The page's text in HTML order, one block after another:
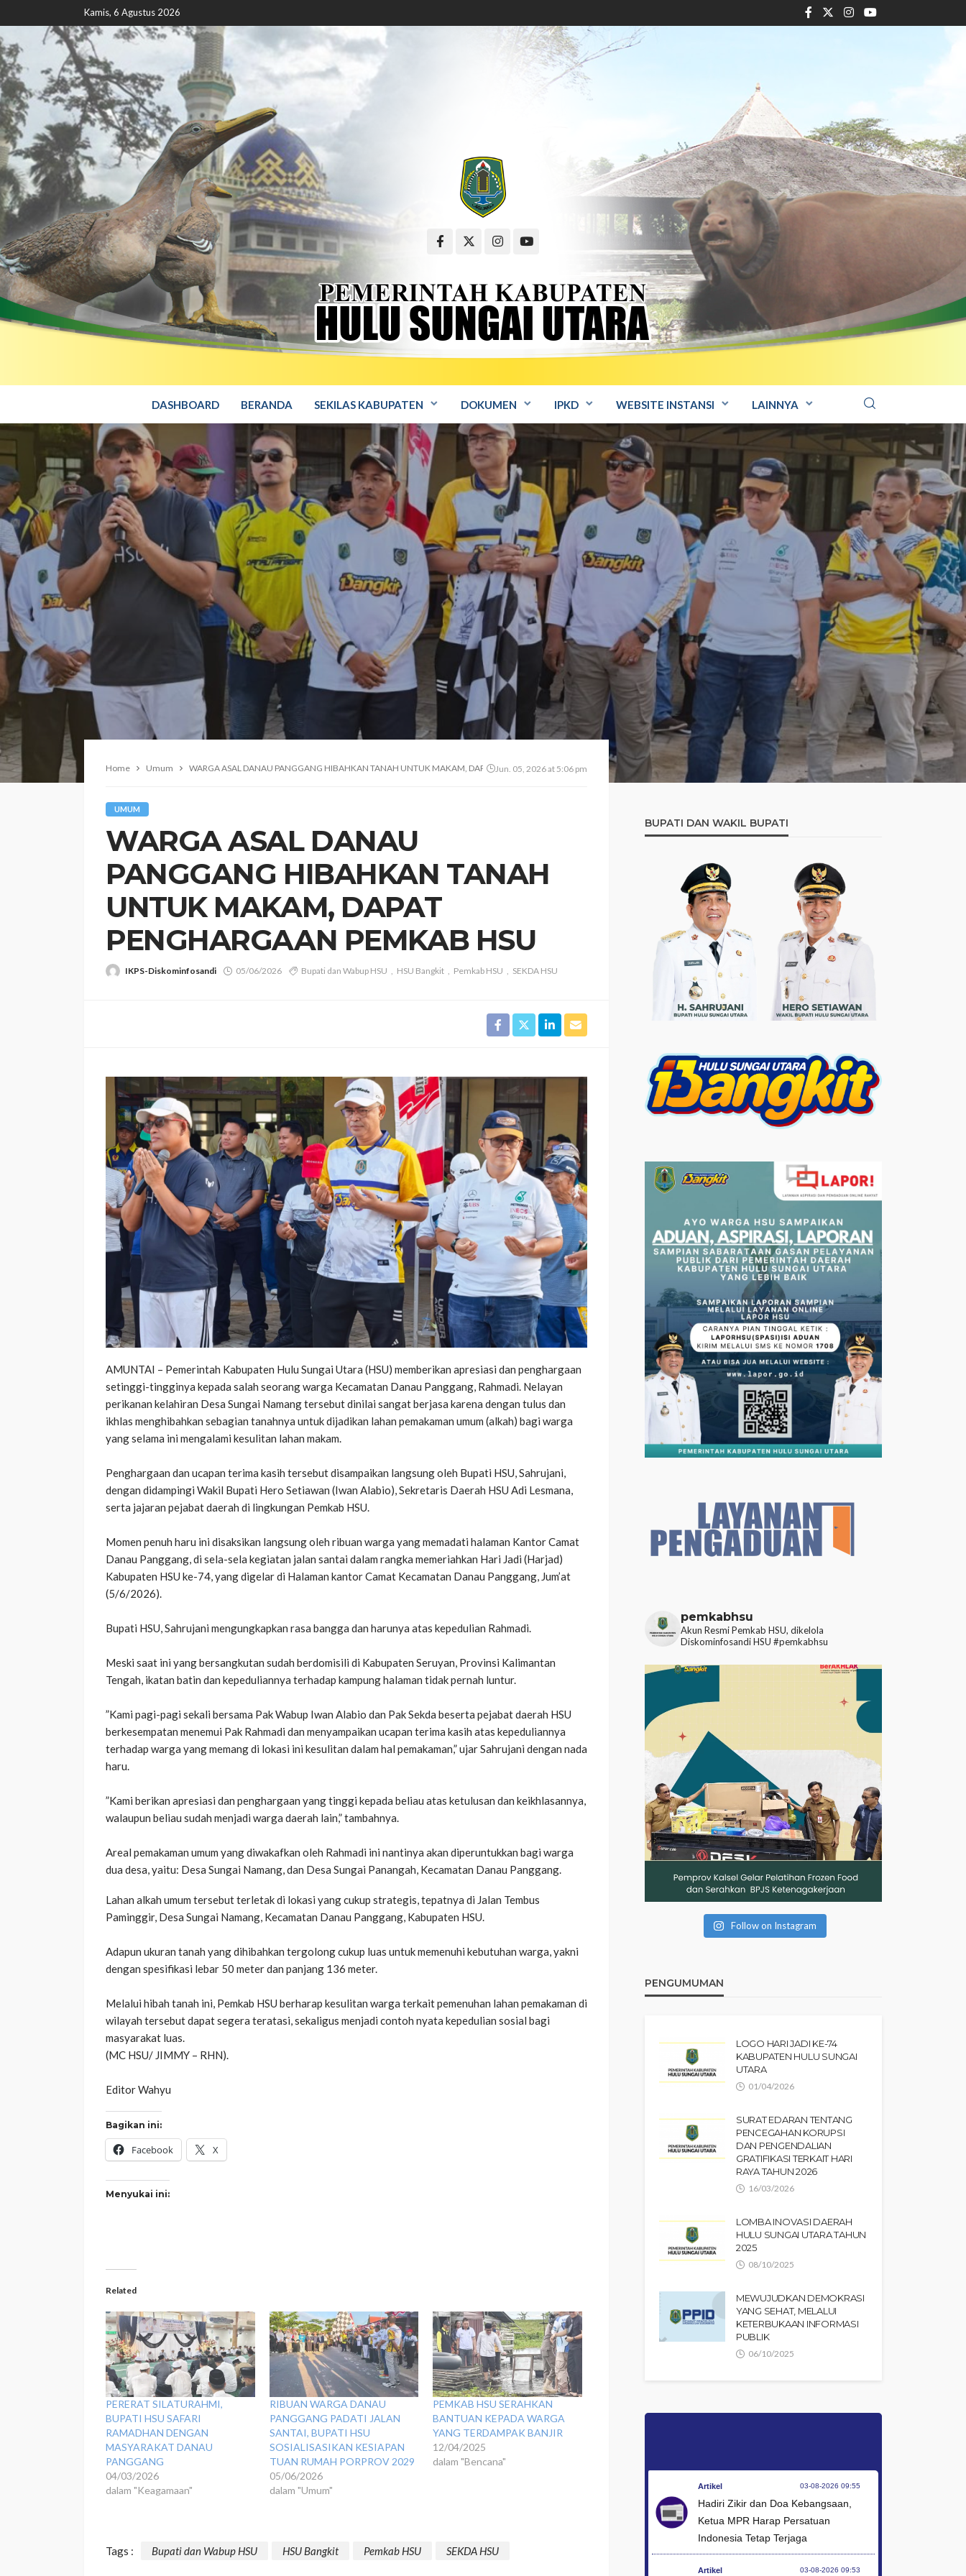
Kamis, 6 Agustus 2026
DASHBOARD BERANDA SEKILAS KABUPATEN DOKUMEN IPKD WEBSITE INSTANSI LAINNYA
Home Umum ‎​WARGA ASAL DANAU PANGGANG HIBAHKAN TANAH UNTUK MAKAM, DAPAT PENGHARGAAN PEMKAB HSU
Jun. 05, 2026 at 5:06 pm
UMUM
‎​WARGA ASAL DANAU
PANGGANG HIBAHKAN TANAH
UNTUK MAKAM, DAPAT
PENGHARGAAN PEMKAB HSU
IKPS-Diskominfosandi 05/06/2026 Bupati dan Wabup HSU HSU Bangkit Pemkab HSU SEKDA HSU
AMUNTAI – Pemerintah Kabupaten Hulu Sungai Utara (HSU) memberikan apresiasi dan penghargaan
setinggi-tingginya kepada salah seorang warga Kecamatan Danau Panggang, Rahmadi. Nelayan
perikanan kelahiran Desa Sungai Namang tersebut dinilai sangat berjasa karena dengan tulus dan
ikhlas menghibahkan sebagian tanahnya untuk dijadikan lahan pemakaman umum (alkah) bagi warga
yang selama ini mengalami kesulitan lahan makam.
‎​Penghargaan dan ucapan terima kasih tersebut disampaikan langsung oleh Bupati HSU, Sahrujani,
dengan didampingi Wakil Bupati Hero Setiawan (Iwan Alabio), Sekretaris Daerah HSU Adi Lesmana,
serta jajaran pejabat daerah di lingkungan Pemkab HSU.
Momen penuh haru ini disaksikan langsung oleh ribuan warga yang memadati halaman Kantor Camat
Danau Panggang, di sela-sela kegiatan jalan santai dalam rangka memeriahkan Hari Jadi (Harjad)
Kabupaten HSU ke-74, yang digelar di Halaman kantor Camat Kecamatan Danau Panggang, Jum’at
(5/6/2026).
‎​Bupati HSU, Sahrujani mengungkapkan rasa bangga dan harunya atas kepedulian Rahmadi.
Meski saat ini yang bersangkutan sudah berdomisili di Kabupaten Seruyan, Provinsi Kalimantan
Tengah, ikatan batin dan kepeduliannya terhadap kampung halaman tidak pernah luntur.
‎​”Kami pagi-pagi sekali bersama Pak Wabup Iwan Alabio dan Pak Sekda beserta pejabat daerah HSU
berkesempatan menemui Pak Rahmadi dan menyampaikan ucapan terima kasih atas kepeduliannya
terhadap warga yang memang di lokasi ini kesulitan dalam hal pemakaman,” ujar Sahrujani dengan nada
haru.
‎​”Kami berikan apresiasi dan penghargaan yang tinggi kepada beliau atas ketulusan dan keikhlasannya,
walaupun beliau sudah menjadi warga daerah lain,” tambahnya.
‎​Areal pemakaman umum yang diwakafkan oleh Rahmadi ini nantinya akan diperuntukkan bagi warga
dua desa, yaitu: ​Desa Sungai Namang, dan ​Desa Sungai Panangah, Kecamatan Danau Panggang.
‎​Lahan alkah umum tersebut terletak di lokasi yang cukup strategis, tepatnya di Jalan Tembus
Paminggir, Desa Sungai Namang, Kecamatan Danau Panggang, Kabupaten HSU.
Adapun ukuran tanah yang dihibahkan tergolong cukup luas untuk memenuhi kebutuhan warga, yakni
dengan spesifikasi lebar 50 meter dan panjang 136 meter.
‎​Melalui hibah tanah ini, Pemkab HSU berharap kesulitan warga terkait pemenuhan lahan pemakaman di
wilayah tersebut dapat segera teratasi, sekaligus menjadi contoh nyata kepedulian sosial bagi
masyarakat luas.
‎(MC HSU/ JIMMY – RHN).
‎Editor Wahyu
Bagikan ini:
Facebook X
Menyukai ini:
Related
‎PERERAT SILATURAHMI,
BUPATI HSU SAFARI
RAMADHAN DENGAN
MASYARAKAT DANAU
PANGGANG
04/03/2026
dalam "Keagamaan"
‎​RIBUAN WARGA DANAU
PANGGANG PADATI JALAN
SANTAI, BUPATI HSU
SOSIALISASIKAN KESIAPAN
TUAN RUMAH PORPROV 2029
05/06/2026
dalam "Umum"
PEMKAB HSU SERAHKAN
BANTUAN KEPADA WARGA
YANG TERDAMPAK BANJIR
12/04/2025
dalam "Bencana"
Tags : Bupati dan Wabup HSU HSU Bangkit Pemkab HSU SEKDA HSU
BUPATI DAN WAKIL BUPATI
pemkabhsu
Akun Resmi Pemkab HSU, dikelola
Diskominfosandi HSU #pemkabhsu
Follow on Instagram
PENGUMUMAN
LOGO HARI JADI KE-74
KABUPATEN HULU SUNGAI
UTARA
01/04/2026
SURAT EDARAN TENTANG
PENCEGAHAN KORUPSI
DAN PENGENDALIAN
GRATIFIKASI TERKAIT HARI
RAYA TAHUN 2026
16/03/2026
LOMBA INOVASI DAERAH
HULU SUNGAI UTARA TAHUN
2025
08/10/2025
MEWUJUDKAN DEMOKRASI
YANG SEHAT, MELALUI
KETERBUKAAN INFORMASI
PUBLIK
06/10/2025
Artikel 03-08-2026 09:55
Hadiri Zikir dan Doa Kebangsaan,
Ketua MPR Harap Persatuan
Indonesia Tetap Terjaga
Artikel 03-08-2026 09:53